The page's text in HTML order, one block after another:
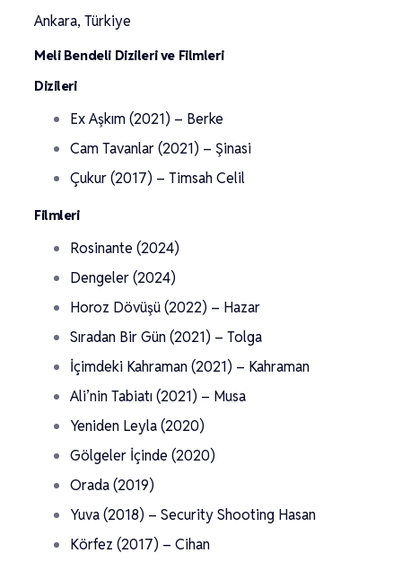
Ankara, Türkiye
Meli Bendeli Dizileri ve Filmleri
Dizileri
Ex Aşkım (2021) – Berke
Cam Tavanlar (2021) – Şinasi
Çukur (2017) – Timsah Celil
Filmleri
Rosinante (2024)
Dengeler (2024)
Horoz Dövüşü (2022) – Hazar
Sıradan Bir Gün (2021) – Tolga
İçimdeki Kahraman (2021) – Kahraman
Ali’nin Tabiatı (2021) – Musa
Yeniden Leyla (2020)
Gölgeler İçinde (2020)
Orada (2019)
Yuva (2018) – Security Shooting Hasan
Körfez (2017) – Cihan